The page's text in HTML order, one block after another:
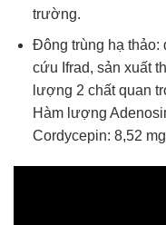
trường.
Đông trùng hạ
cứu Ifrad, sản xuất
lượng 2 chất quan
Hàm lượng
Cordycepin: 8,52